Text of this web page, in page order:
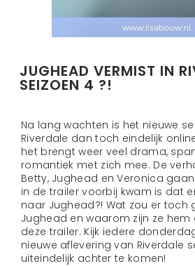
JUGHEAD VERMIST IN
SEIZOEN 4 ?!
Na lang wachten is het nieuwe
Riverdale dan toch eindelijk
het brengt weer veel drama,
romantiek met zich mee. De
Betty, Jughead en Veronica
in de trailer voorbij kwam is dat
naar Jughead?! Wat zou er toch
Jughead en waarom zijn ze hem
deze trailer. Kijk iedere
nieuwe aflevering van Riverdale
uiteindelijk achter te komen!